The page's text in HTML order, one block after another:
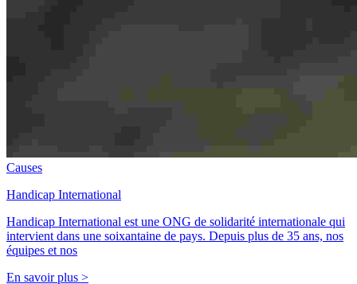
Causes
Handicap International
Handicap International est une ONG de solidarité internationale qui
intervient dans une soixantaine de pays. Depuis plus de 35 ans, nos
équipes et nos
En savoir plus >